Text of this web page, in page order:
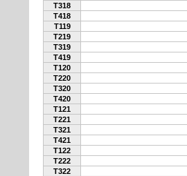
T318
T418
T119
T219
T319
T419
T120
T220
T320
T420
T121
T221
T321
T421
T122
T222
T322